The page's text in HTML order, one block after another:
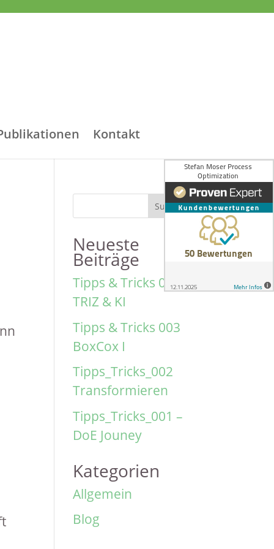
Kontakt
Neueste
Beiträge
Tipps & Tricks 004
TRIZ & KI
Tipps & Tricks 003
BoxCox I
Tipps_Tricks_002
Transformieren
Tipps_Tricks_001 –
DoE Jouney
Kategorien
Allgemein
Blog